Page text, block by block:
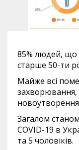
85% людей, що
старше 50-ти
Майже всі
захворювання,
Загалом
COVID-19 в
та 5 чоловіків.